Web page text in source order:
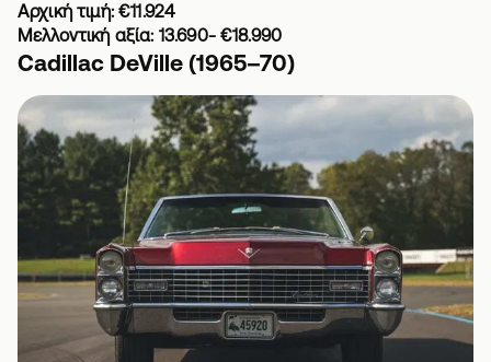
Αρχική τιμή: €11.924
Μελλοντική αξία: 13.690- €18.990
Cadillac DeVille (1965–70)